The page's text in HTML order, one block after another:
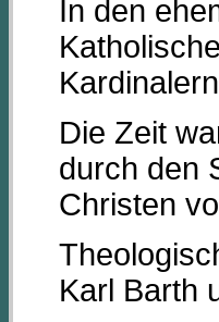
In den
Die Zeit
durch den
Christen
Karl Barth